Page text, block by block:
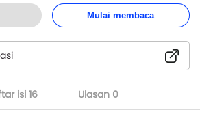
Mulai membaca
isi16 Ulasan 0